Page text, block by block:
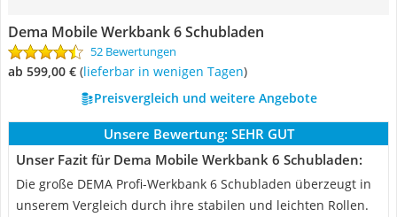
Dema Mobile Werkbank 6 Schubladen
52 Bewertungen
ab 599,00 € ( Lieferbar in wenigen Tagen)
Preisvergleich und weitere Angebote
Unsere Bewertung: SEHR GUT
Unser Fazit für Dema Mobile Werkbank 6 Schubladen:
Die große DEMA Profi-Werkbank 6 Schubladen überzeugt in
unserem Vergleich durch ihre stabilen und leichten Rollen.